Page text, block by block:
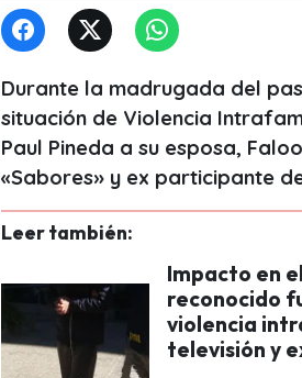
Durante la madrugada del
situación de Violencia
Paul Pineda a su esposa,
«Sabores» y ex participante
Leer también:
Impacto en
reconocido
violencia
televisión y